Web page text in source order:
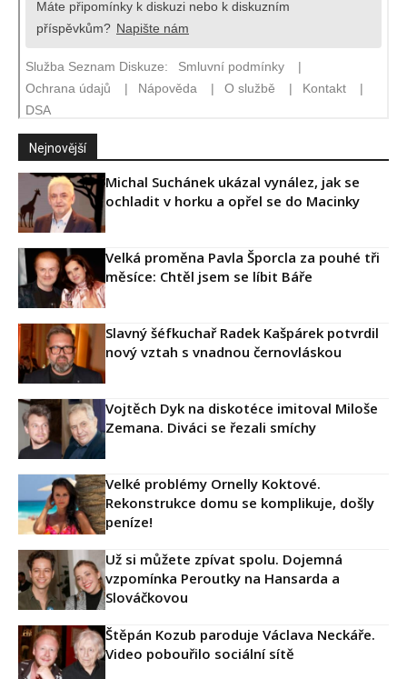
Nejnovější
Michal Suchánek ukázal vynález, jak se
ochladit v horku a opřel se do Macinky
Velká proměna Pavla Šporcla za pouhé tři
měsíce: Chtěl jsem se líbit Báře
Slavný šéfkuchař Radek Kašpárek potvrdil
nový vztah s vnadnou černovláskou
Vojtěch Dyk na diskotéce imitoval Miloše
Zemana. Diváci se řezali smíchy
Velké problémy Ornelly Koktové.
Rekonstrukce domu se komplikuje, došly
peníze!
Už si můžete zpívat spolu. Dojemná
vzpomínka Peroutky na Hansarda a
Slováčkovou
Štěpán Kozub paroduje Václava Neckáře.
Video pobouřilo sociální sítě